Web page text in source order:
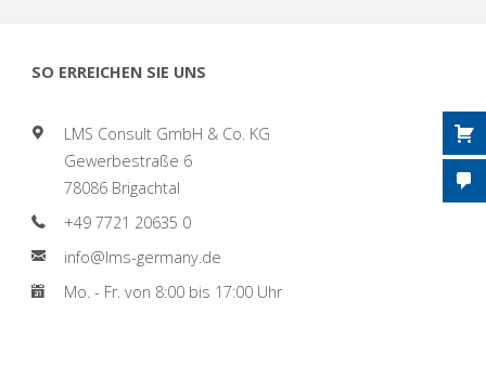
SO ERREICHEN SIE UNS
LMS Consult GmbH & Co. KG
Gewerbestraße 6
78086 Brigachtal
+49 7721 20635 0
info@lms-germany.de
Mo. - Fr. von 8:00 bis 17:00 Uhr